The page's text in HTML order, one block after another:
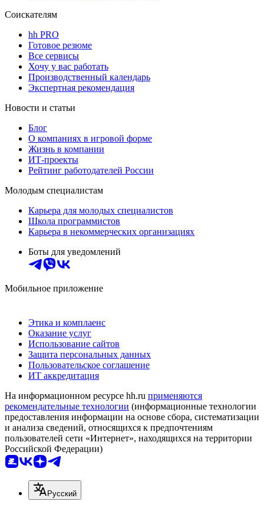
Соискателям
hh PRO
Готовое резюме
Все сервисы
Хочу у вас работать
Производственный календарь
Экспертная рекомендация
Новости и статьи
Блог
О компаниях в игровой форме
Жизнь в компании
ИТ-проекты
Рейтинг работодателей России
Молодым специалистам
Карьера для молодых специалистов
Школа программистов
Карьера в некоммерческих организациях
Боты для уведомлений
Мобильное приложение
Этика и комплаенс
Оказание услуг
Использование сайтов
Защита персональных данных
Пользовательское соглашение
ИТ аккредитация
На информационном ресурсе hh.ru применяются
рекомендательные технологии (информационные технологии
предоставления информации на основе сбора, систематизации
и анализа сведений, относящихся к предпочтениям
пользователей сети «Интернет», находящихся на территории
Российской Федерации)
Русский